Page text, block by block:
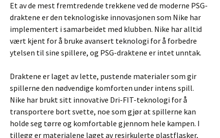
Et av de mest fremtredende trekkene ved de moderne PSG-
draktene er den teknologiske innovasjonen som Nike har
implementert i samarbeidet med klubben. Nike har alltid
vært kjent for å bruke avansert teknologi for å forbedre
ytelsen til sine spillere, og PSG-draktene er intet unntak.
Draktene er laget av lette, pustende materialer som gir
spillerne den nødvendige komforten under intens spill.
Nike har brukt sitt innovative Dri-FIT-teknologi for å
transportere bort svette, noe som gjør at spillerne kan
holde seg tørre og komfortable gjennom hele kampen. I
tillegg er materialene laget av resirkulerte plastflasker,